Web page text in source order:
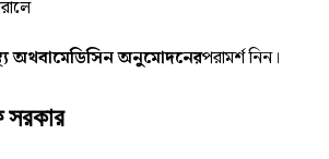
অথবামেডিসিন অনুমোদনেরপরামর্শ নিন।
সরকার